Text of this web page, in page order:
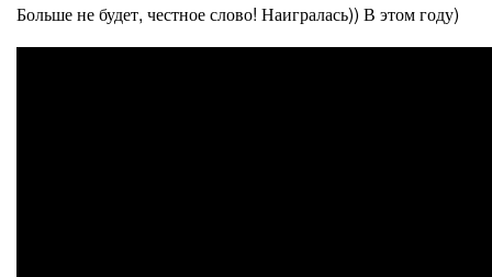
Больше не будет, честное слово! Наигралась)) В этом году)